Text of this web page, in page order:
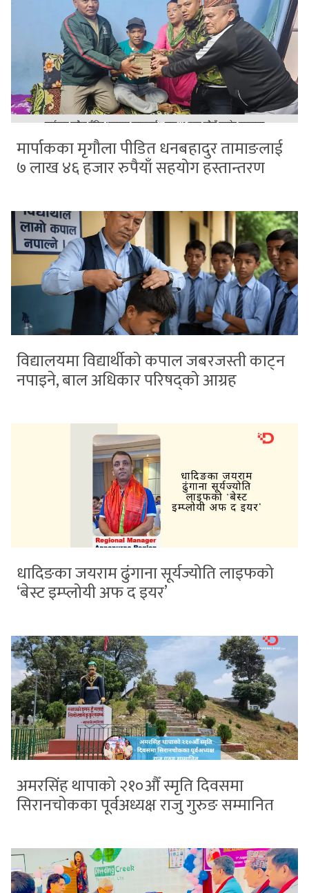
मार्पाकका मृगौला पीडित धनबहादुर तामाङलाई
७ लाख ४६ हजार रुपैयाँ सहयोग हस्तान्तरण
विद्यालयमा विद्यार्थीको कपाल जबरजस्ती काट्न
नपाइने, बाल अधिकार परिषद्को आग्रह
धादिङका जयराम ढुंगाना सूर्यज्योति लाइफको
‘बेस्ट इम्प्लोयी अफ द इयर’
अमरसिंह थापाको २१०औँ स्मृति दिवसमा
सिरानचोकका पूर्वअध्यक्ष राजु गुरुङ सम्मानित